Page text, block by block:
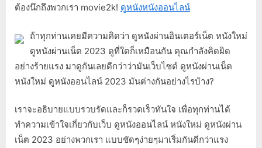
ต้องนึกถึงพวกเรา movie2k! ดูหนังหนังออนไลน์
ถ้าทุกท่านเคยมีความคิดว่า ดูหนังผ่านอินเตอร์เน็ต หนังใหม่
ดูหนังผ่านเน็ต 2023 ดูที่ใดก็เหมือนกัน คุณกำลังคิดผิด
อย่างร้ายแรง มาดูกันเลยดีกว่าว่ามันเว็บไซต์ ดูหนังผ่านเน็ต
หนังใหม่ ดูหนังออนไลน์ 2023 มันต่างกันอย่างไรบ้าง?
เราจะอธิบายแบบรวบรัดและก็รวดเร็วทันใจ เพื่อทุกท่านได้
ทำความเข้าใจเกี่ยวกับเว็บ ดูหนังออนไลน์ หนังใหม่ ดูหนังผ่าน
เน็ต 2023 อย่างพวกเรา แบบชัดๆง่ายๆมาเริ่มกันดีกว่าแรง